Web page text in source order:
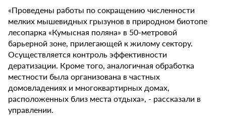
«Проведены работы по сокращению численности
мелких мышевидных грызунов в природном биотопе
лесопарка «Кумысная поляна» в 50-метровой
барьерной зоне, прилегающей к жилому сектору.
Осуществляется контроль эффективности
дератизации. Кроме того, аналогичная обработка
местности была организована в частных
домовладениях и многоквартирных домах,
расположенных близ места отдыха», - рассказали в
управлении.